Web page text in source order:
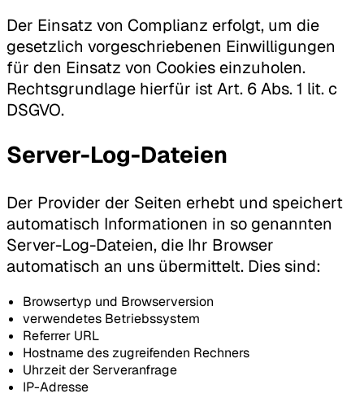
Der Einsatz von Complianz erfolgt, um die
gesetzlich vorgeschriebenen Einwilligungen
für den Einsatz von Cookies einzuholen.
Rechtsgrundlage hierfür ist Art. 6 Abs. 1 lit. c
DSGVO.
Server-Log-Dateien
Der Provider der Seiten erhebt und speichert
automatisch Informationen in so genannten
Server-Log-Dateien, die Ihr Browser
automatisch an uns übermittelt. Dies sind:
Browsertyp und Browserversion
verwendetes Betriebssystem
Referrer URL
Hostname des zugreifenden Rechners
Uhrzeit der Serveranfrage
IP-Adresse